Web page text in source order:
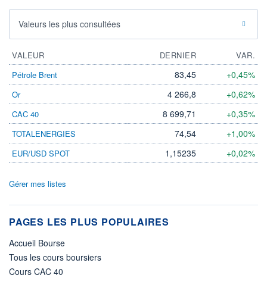
Valeurs les plus consultées
VALEUR DERNIER
VAR.
Pétrole Brent
83,45 +0,45%
Or 4 266,8 +0,62%
CAC 40 8 699,71 +0,35%
TOTALENERGIES 74,54 +1,00%
EUR/USD SPOT 1,15235 +0,02%
Gérer mes listes
PAGES LES PLUS POPULAIRES
Accueil Bourse
Tous les cours boursiers
Cours CAC 40